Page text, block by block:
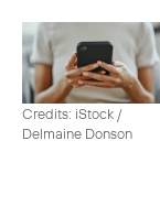
Credits: iStock /
Delmaine Donson